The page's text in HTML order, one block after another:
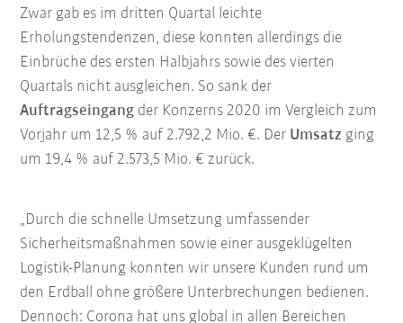
Zwar gab es im dritten Quartal leichte
Erholungstendenzen, diese konnten allerdings die
Einbrüche des ersten Halbjahrs sowie des vierten
Quartals nicht ausgleichen. So sank der
Auftragseingang der Konzerns 2020 im Vergleich zum
Vorjahr um 12,5 % auf 2.792,2 Mio. €. Der Umsatz ging
um 19,4 % auf 2.573,5 Mio. € zurück.
„Durch die schnelle Umsetzung umfassender
Sicherheitsmaßnahmen sowie einer ausgeklügelten
Logistik-Planung konnten wir unsere Kunden rund um
den Erdball ohne größere Unterbrechungen bedienen.
Dennoch: Corona hat uns global in allen Bereichen